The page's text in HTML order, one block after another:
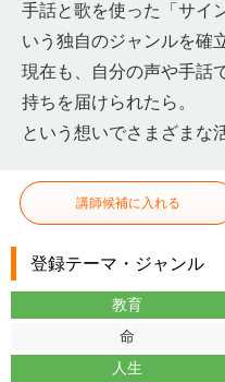
手話と歌を使った「サイ
いう独自のジャンルを確
現在も、自分の声や手話
持ちを届けられたら。
という想いでさまざまな
講師候補に入れる
登録テーマ・ジャンル
教育
命
人生